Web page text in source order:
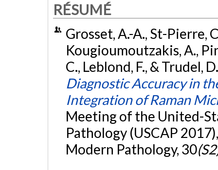
RÉSUMÉ
Grosset, A.-A., St-Pierre,
Kougioumoutzakis, A.,
C., Leblond, F., & Trudel,
Diagnostic Accuracy in
Integration of Raman
Meeting of the United-
Pathology (USCAP
Modern Pathology, 30